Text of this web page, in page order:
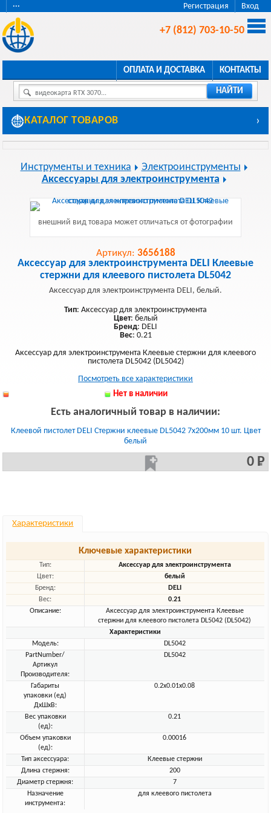
Регистрация Вход
···
+7 (812) 703-10-50
ОПЛАТА И ДОСТАВКА КОНТАКТЫ
видеокарта RTX 3070... НАЙТИ
КАТАЛОГ ТОВАРОВ ›
Инструменты и техника
Электроинструменты
Аксессуары для электроинструмента
внешний вид товара может отличаться от фотографии
Артикул: 3656188
Аксессуар для электроинструмента DELI Клеевые
стержни для клеевого пистолета DL5042
Аксессуар для электроинструмента DELI, белый.
Тип: Аксессуар для электроинструмента
Цвет: белый
Бренд: DELI
Вес: 0.21
Аксессуар для электроинструмента Клеевые стержни для клеевого
пистолета DL5042 (DL5042)
Посмотреть все характеристики
Нет в наличии
Есть аналогичный товар в наличии:
Клеевой пистолет DELI Стержни клеевые DL5042 7х200мм 10 шт. Цвет
белый
0 Р
Характеристики
Ключевые характеристики
Тип:
Аксессуар для электроинструмента
Цвет:
белый
Бренд:
DELI
Вес:
0.21
Описание:
Аксессуар для электроинструмента Клеевые
стержни для клеевого пистолета DL5042 (DL5042)
Характеристики
Модель:
DL5042
PartNumber/
Артикул
Производителя:
DL5042
Габариты
упаковки (ед)
ДхШхВ:
0.2x0.01x0.08
Вес упаковки
(ед):
0.21
Объем упаковки
(ед):
0.00016
Тип аксессуара:
Клеевые стержни
Длина стержня:
200
Диаметр стержня:
7
Назначение
инструмента:
для клеевого пистолета